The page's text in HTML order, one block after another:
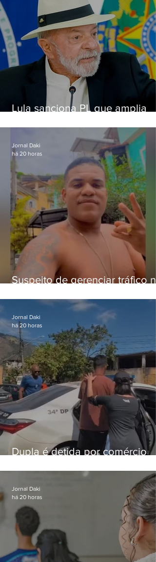
Lula sanciona PL que amplia
crianças
Suspeito de gerenciar tráfico na
foragido
Jornal Daki
há 20 horas
Dupla é detida por comércio
Bangu
Jornal Daki
há 20 horas
Jornal Daki
há 20 horas